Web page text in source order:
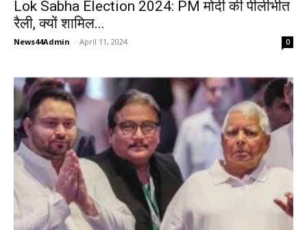
Lok Sabha Election 2024: PM मोदी की पीलीभीत
रैली, क्यों शामिल...
News44Admin - April 11, 2024 0